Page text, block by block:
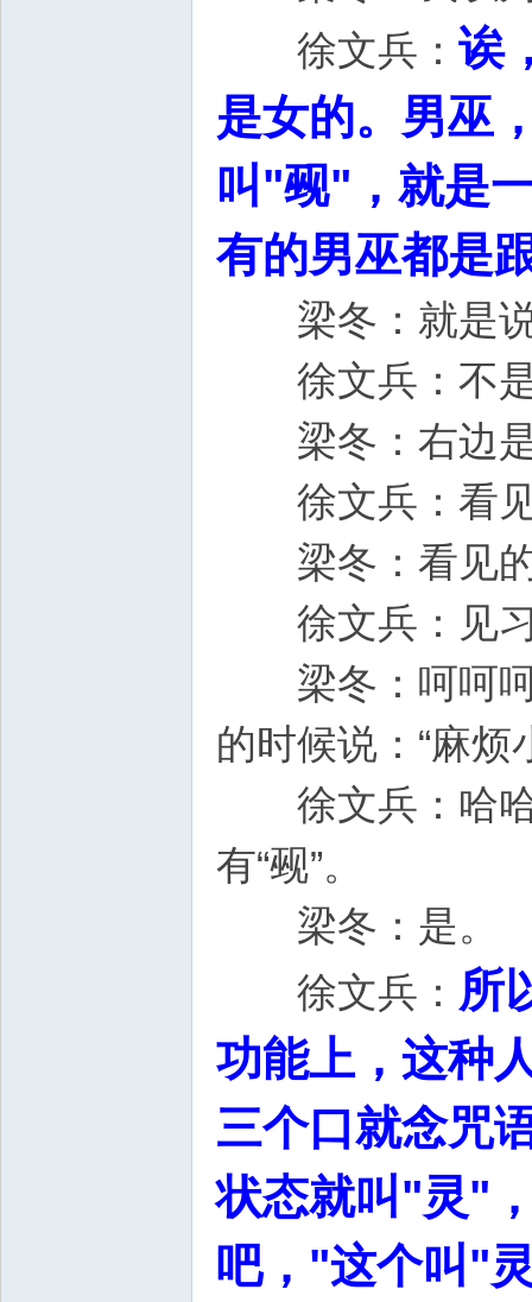
徐文兵： 诶
是女的。男巫
叫"觋"，就是
有的男巫都是
梁冬：就是说
徐文兵：不是
梁冬：右边是
徐文兵：看见
梁冬：看见的
徐文兵：见习
梁冬：呵呵呵
的时候说：“麻烦
徐文兵：哈哈
有“觋”。
梁冬：是。
徐文兵： 所
功能上，这种
三个口就念咒
状态就叫"灵"
吧，"这个叫"